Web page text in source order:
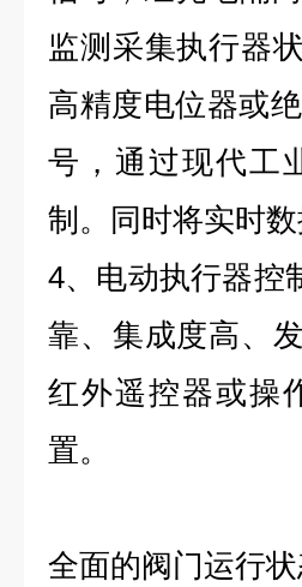
监测采集执行器
高精度电位器或
号，通过现代工
制。同时将实时
4、电动执行器控
靠、集成度高、
红外遥控器或操
置。
全面的阀门运行